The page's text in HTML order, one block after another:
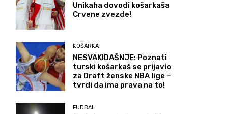
Unikaha dovodi košarkaša
Crvene zvezde!
KOŠARKA
NESVAKIDAŠNJE: Poznati
turski košarkaš se prijavio
za Draft ženske NBA lige –
tvrdi da ima prava na to!
FUDBAL